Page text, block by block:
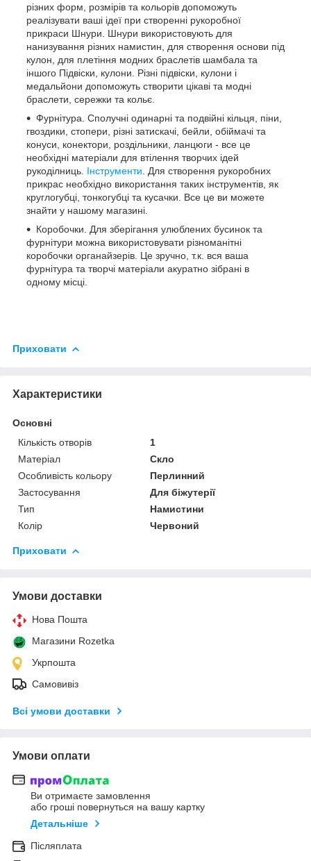
різних форм, розмірів та кольорів допоможуть
реалізувати ваші ідеї при створенні рукоробної
прикраси Шнури. Шнури використовують для
нанизування різних намистин, для створення основи під
кулон, для плетіння модних браслетів шамбала та
іншого Підвіски, кулони. Різні підвіски, кулони і
медальйони допоможуть створити цікаві та модні
браслети, сережки та кольє.
Фурнітура. Сполучні одинарні та подвійні кільця, піни,
гвоздики, стопери, різні затискачі, бейли, обіймачі та
конуси, конектори, роздільники, ланцюги - все це
необхідні матеріали для втілення творчих ідей
рукоділниць. Інструменти . Для створення рукоробних
прикрас необхідно використання таких інструментів, як
круглогубці, тонкогубці та кусачки. Все це ви можете
знайти у нашому магазині.
Коробочки. Для зберігання улюблених бусинок та
фурнітури можна використовувати різноманітні
коробочки органайзерів. Це зручно, т.к. вся ваша
фурнітура та творчі матеріали акуратно зібрані в
одному місці.
Приховати
Характеристики
Основні
Кількість отворів
1
Матеріал
Скло
Особливість кольору
Перлинний
Застосування
Для біжутерії
Тип
Намистини
Колір
Червоний
Приховати
Умови доставки
Нова Пошта
Магазини Rozetka
Укрпошта
Самовивіз
Всі умови доставки
Умови оплати
Ви отримаєте замовлення
або гроші повернуться на вашу картку
Детальніше
Післяплата